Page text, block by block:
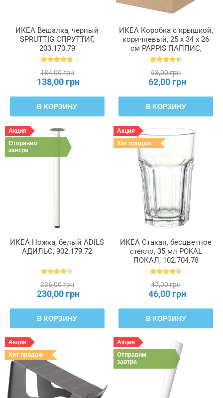
ИКЕА Вешалка, черный
SPRUTTIG СПРУТТИГ,
203.170.79
184,00 грн
138,00 грн
В КОРЗИНУ
ИКЕА Коробка с крышкой,
коричневый, 25 x 34 x 26
см PAPPIS ПАППИС,
001.004.67
63,00 грн
62,00 грн
В КОРЗИНУ
Акция
Отправим
завтра
ИКЕА Ножка, белый ADILS
АДИЛЬС, 902.179.72
236,00 грн
230,00 грн
В КОРЗИНУ
Акция
Хит продаж
ИКЕА Стакан, бесцветное
стекло, 35 мл POKAL
ПОКАЛ, 102.704.78
47,00 грн
46,00 грн
В КОРЗИНУ
Акция
Хит продаж
Акция
Отправим
завтра